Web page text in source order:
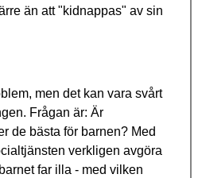
än att "kidnappas" av sin
men det kan vara svårt
Frågan är: Är
de bästa för barnen? Med
verkligen avgöra
far illa - med vilken